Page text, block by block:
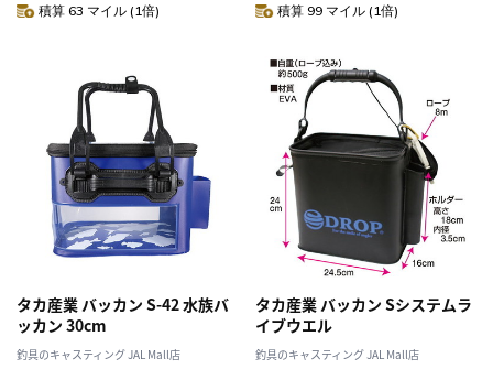
積算 63 マイル (1倍) 積算 99 マイル (1倍)
タカ産業 バッカン S-42 水族バ
ッカン 30cm
釣具のキャスティング JAL Mall店
タカ産業 バッカン Sシステムラ
イブウエル
釣具のキャスティング JAL Mall店